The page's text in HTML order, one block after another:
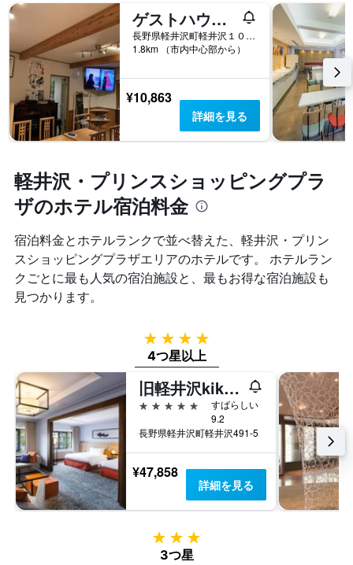
ゲストハウス シャコンヌ軽井沢
長野県軽井沢町軽井沢１０６２−６３
1.8km （市内中心部から）
¥10,863
詳細を見る
軽井沢・プリンスショッピングプラ
ザのホテル宿泊料金
宿泊料金とホテルランクで並べ替えた、軽井沢・プリン
スショッピングプラザエリアのホテルです。 ホテルラン
クごとに最も人気の宿泊施設と、最もお得な宿泊施設も
見つかります。
4つ星
4つ星以上
旧軽井沢kikyoキュリオ・コレクションbyヒルトン
5つ星
すばらしい
9.2
長野県軽井沢町軽井沢491-5
¥47,858
詳細を見る
3つ星
3つ星